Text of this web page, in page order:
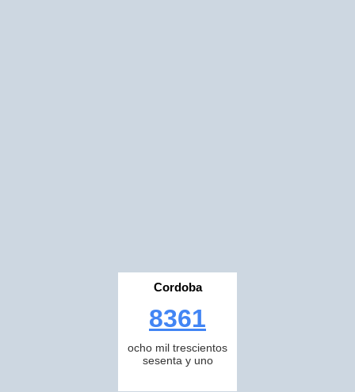
Cordoba
8361
ocho mil trescientos
sesenta y uno